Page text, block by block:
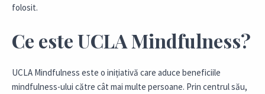
folosit.
Ce este UCLA Mindfulness?
UCLA Mindfulness este o inițiativă care aduce beneficiile
mindfulness-ului către cât mai multe persoane. Prin centrul său,